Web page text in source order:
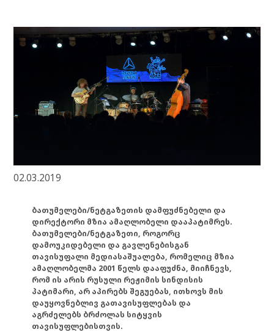
02.03.2019
ბათუმელები/ნეტგაზეთის დამფუძნებელი და
დირექტორი მზია ამაღლობელი დააპატიმრეს.
ბათუმელები/ნეტგაზეთი, როგორც
დამოუკიდებელი და გავლენებისგან
თავისუფალი მედიასაშუალება, რომელიც მზია
ამაღლობელმა 2001 წელს დააფუძნა, მიიჩნევს,
რომ ის არის რუსული რეჟიმის სინდისის
პატიმარი, არ აპირებს შეგუებას, ითხოვს მის
დაუყოვნებლივ გათავისუფლებას და
აგრძელებს ბრძოლას სიტყვის
თავისუფლებისთვის.